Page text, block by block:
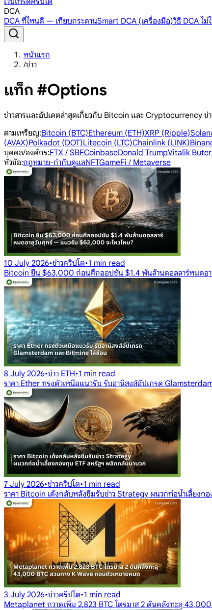
DCA
DCA ที่ไหนดี — เทียบกระดานSmart DCA (เครื่องมือ)วิธี DCA ไ
หน้าแรก
/ข่าว
แท็ก #Options
ข่าวสารและอัปเดตล่าสุดเกี่ยวกับ Bitcoin และ Cryptocurrency ข่า
ตามเหรียญ:Bitcoin (BTC)Ethereum (ETH)XRP (Ripple)
(AVAX)Polkadot (DOT)Litecoin (LTC)Chainlink (LINK)
บุคคล/องค์กร:FTX / SBFCoinbaseDonald TrumpVitalik
หัวข้อ:กฎหมาย-กำกับดูแลNFTGameFi / Metaverse
10 July 2026•ข่าวคริปโต•1 min read
Bitcoin ยืน $63,000 ก่อนศึกออปชัน $1.4 พันล้านดอลลาร์หมดอ
8 July 2026•ข่าว ETH•1 min read
ราคา Ether ทรงตัวเหนือแนวรับ รับอานิสงส์อัปเกรด
7 July 2026•ข่าวคริปโต•1 min read
ราคา Bitcoin เด้งกลับหลังซึมรับข่าว Strategy ผนวกท่อน้ำเลี้ยงก
3 July 2026•ข่าวคริปโต•1 min read
Metaplanet กวาดเพิ่ม 2,823 BTC ไตรมาส 2 ดันคลังทะลุ